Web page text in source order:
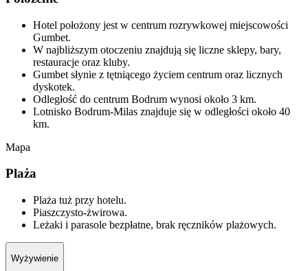
Hotel położony jest w centrum rozrywkowej miejscowości
Gumbet.
W najbliższym otoczeniu znajdują się liczne sklepy, bary,
restauracje oraz kluby.
Gumbet słynie z tętniącego życiem centrum oraz licznych
dyskotek.
Odległość do centrum Bodrum wynosi około 3 km.
Lotnisko Bodrum-Milas znajduje się w odległości około 40
km.
Mapa
Plaża
Plaża tuż przy hotelu.
Piaszczysto-żwirowa.
Leżaki i parasole bezpłatne, brak ręczników plażowych.
Wyżywienie